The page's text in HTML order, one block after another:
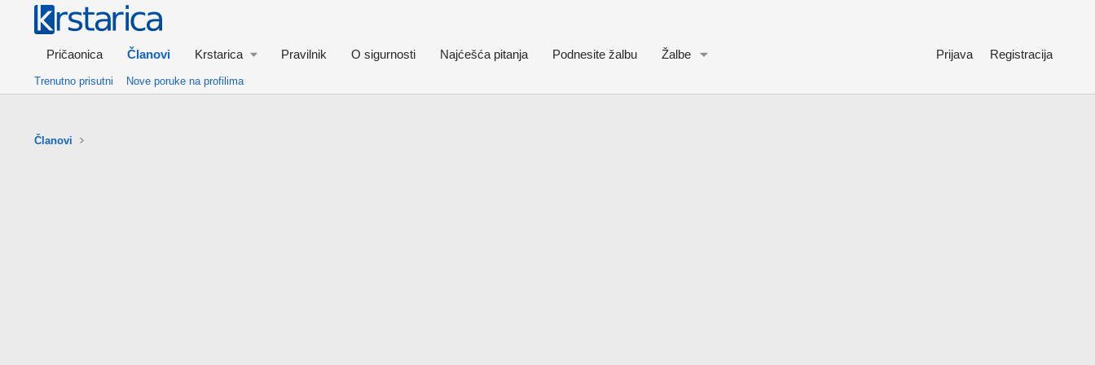
Pričaonica Članovi Krstarica Pravilnik O sigurnosti Najćešća pitanja Podnesite žalbu Žalbe Prijava Registracija
Trenutno prisutni Nove poruke na profilima
Članovi